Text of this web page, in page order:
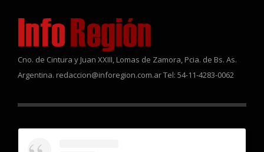
Cno. de Cintura y Juan XXIII, Lomas de Zamora, Pcia. de Bs. As.
Argentina. redaccion@inforegion.com.ar Tel: 54-11-4283-0062